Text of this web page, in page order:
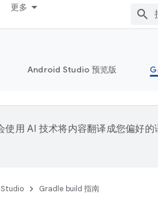
更多
Android Studio 预览版
用 AI 技术将内容翻译成您偏好的
Gradle build 指南